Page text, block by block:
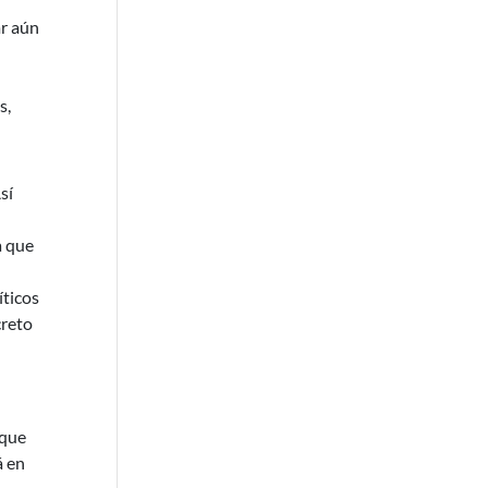
aún
que
en